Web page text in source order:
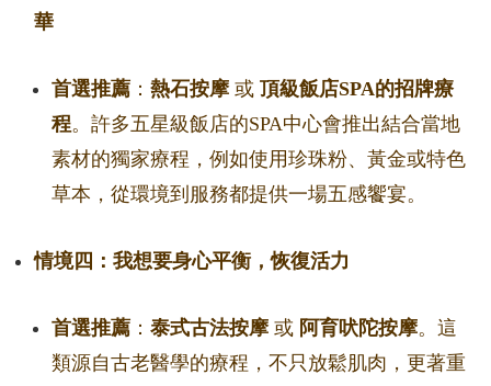
華
首選推薦 ： 熱石按摩或 頂級飯店SPA的招牌療
程。許多五星級飯店的SPA中心會推出結合當地
素材的獨家療程，例如使用珍珠粉、黃金或特色
草本，從環境到服務都提供一場五感饗宴。
情境四：我想要身心平衡，恢復活力
首選推薦 ： 泰式古法按摩或 阿育吠陀按摩。這
類源自古老醫學的療程，不只放鬆肌肉，更著重